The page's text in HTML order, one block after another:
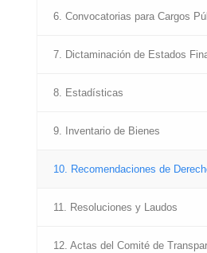
6. Convocatorias para Cargos
7. Dictaminación de Estados
8. Estadísticas
9. Inventario de Bienes
10. Recomendaciones de
11. Resoluciones y Laudos
12. Actas del Comité de